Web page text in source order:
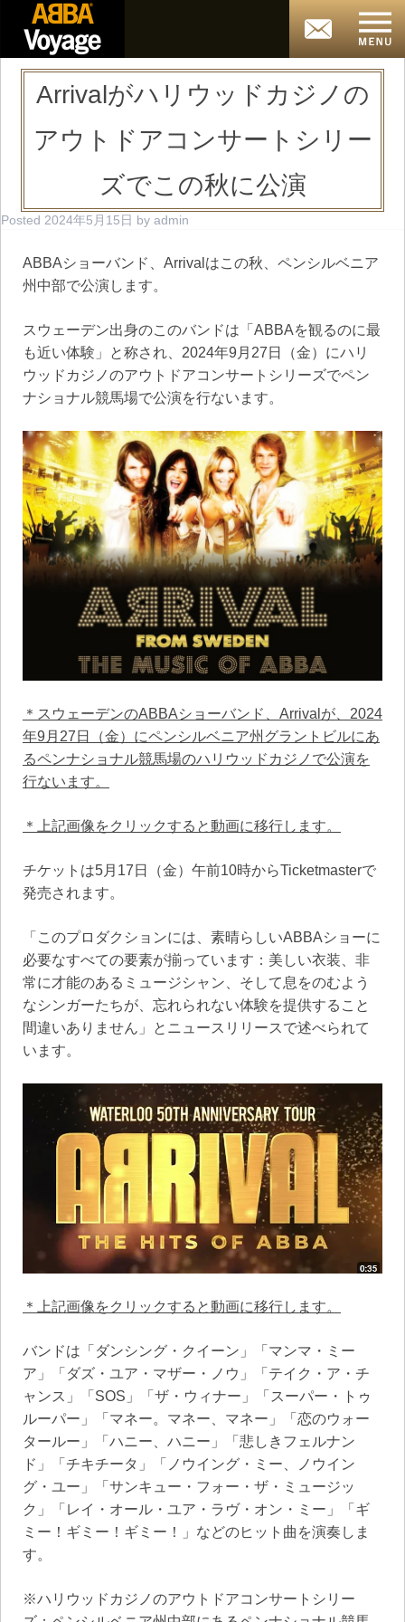
Arrivalがハリウッドカジノの
アウトドアコンサートシリー
ズでこの秋に公演
Posted 2024年5月15日 by admin
ABBAショーバンド、Arrivalはこの秋、ペンシルベニア
州中部で公演します。
スウェーデン出身のこのバンドは「ABBAを観るのに最
も近い体験」と称され、2024年9月27日（金）にハリ
ウッドカジノのアウトドアコンサートシリーズでペン
ナショナル競馬場で公演を行ないます。
＊スウェーデンのABBAショーバンド、Arrivalが、2024
年9月27日（金）にペンシルベニア州グラントビルにあ
るペンナショナル競馬場のハリウッドカジノで公演を
行ないます。
＊上記画像をクリックすると動画に移行します。
チケットは5月17日（金）午前10時からTicketmasterで
発売されます。
「このプロダクションには、素晴らしいABBAショーに
必要なすべての要素が揃っています：美しい衣装、非
常に才能のあるミュージシャン、そして息をのむよう
なシンガーたちが、忘れられない体験を提供すること
間違いありません」とニュースリリースで述べられて
います。
＊上記画像をクリックすると動画に移行します。
バンドは「ダンシング・クイーン」「マンマ・ミー
ア」「ダズ・ユア・マザー・ノウ」「テイク・ア・チ
ャンス」「SOS」「ザ・ウィナー」「スーパー・トゥ
ルーパー」「マネー。マネー、マネー」「恋のウォー
タールー」「ハニー、ハニー」「悲しきフェルナン
ド」「チキチータ」「ノウイング・ミー、ノウイン
グ・ユー」「サンキュー・フォー・ザ・ミュージッ
ク」「レイ・オール・ユア・ラヴ・オン・ミー」「ギ
ミー！ギミー！ギミー！」などのヒット曲を演奏しま
す。
※ハリウッドカジノのアウトドアコンサートシリー